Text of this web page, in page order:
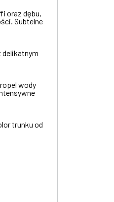
oraz dębu,
Subtelne
delikatnym
wody
trunku od